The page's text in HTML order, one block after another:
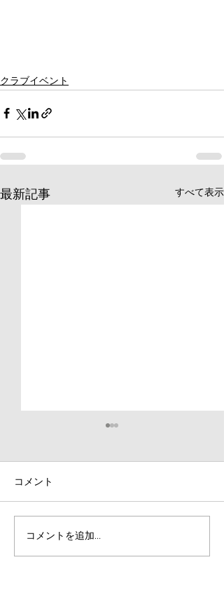
クラブイベント
最新記事 すべて表示
【魅力☆】夏合宿の紹介
コメント
コメントを追加…